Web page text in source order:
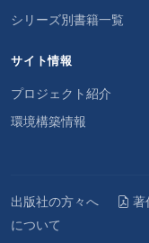
シリーズ別書籍一覧
サイト情報
プロジェクト紹介
環境構築情報
出版社の方々へ 著
について